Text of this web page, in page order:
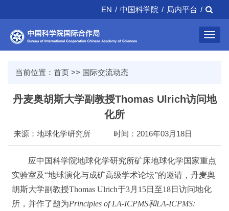
EN / 中国科学院 / 局内平台 /
当前位置： 首页 >> 国际交流动态
丹麦奥胡斯大学副教授Thomas Ulrich访问地
化所
来源：地球化学研究所 时间：2016年03月18日
应中国科学院地球化学研究所矿床地球化学国家重点
实验室及“地球演化与成矿高级学术论坛”的邀请，丹麦奥
胡斯大学副教授Thomas Ulrich于3月15日至18日访问地化
所，并作了题为Principles of LA-ICPMS和LA-ICPMS: